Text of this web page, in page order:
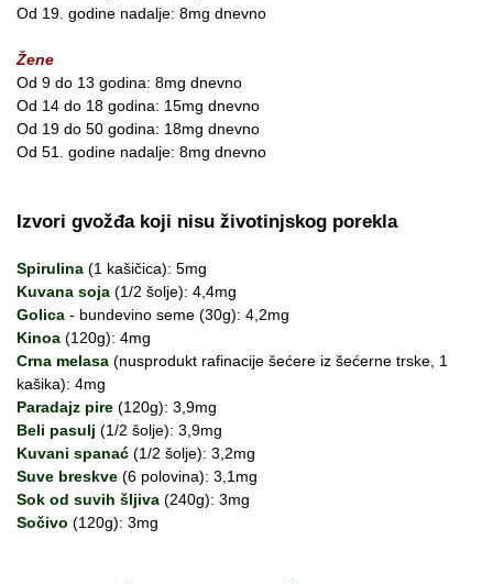
Od 19. godine nadalje: 8mg dnevno
Žene
Od 9 do 13 godina: 8mg dnevno
Od 14 do 18 godina: 15mg dnevno
Od 19 do 50 godina: 18mg dnevno
Od 51. godine nadalje: 8mg dnevno
Izvori gvožđa koji nisu životinjskog porekla
Spirulina (1 kašičica): 5mg
Kuvana soja (1/2 šolje): 4,4mg
Golica - bundevino seme (30g): 4,2mg
Kinoa (120g): 4mg
Crna melasa (nusprodukt rafinacije šećere iz šećerne trske, 1
kašika): 4mg
Paradajz pire (120g): 3,9mg
Beli pasulj (1/2 šolje): 3,9mg
Kuvani spanać (1/2 šolje): 3,2mg
Suve breskve (6 polovina): 3,1mg
Sok od suvih šljiva (240g): 3mg
Sočivo (120g): 3mg